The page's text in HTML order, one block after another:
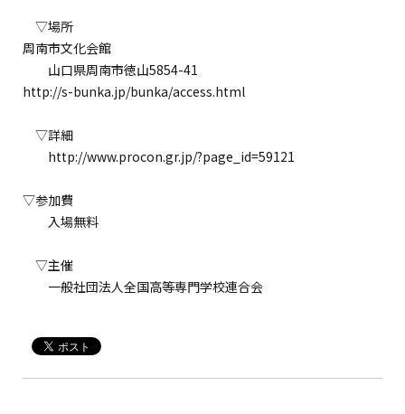
▽場所
周南市文化会館
山口県周南市徳山5854-41
http://s-bunka.jp/bunka/access.html
▽詳細
http://www.procon.gr.jp/?page_id=59121
▽参加費
入場無料
▽主催
一般社団法人全国高等専門学校連合会